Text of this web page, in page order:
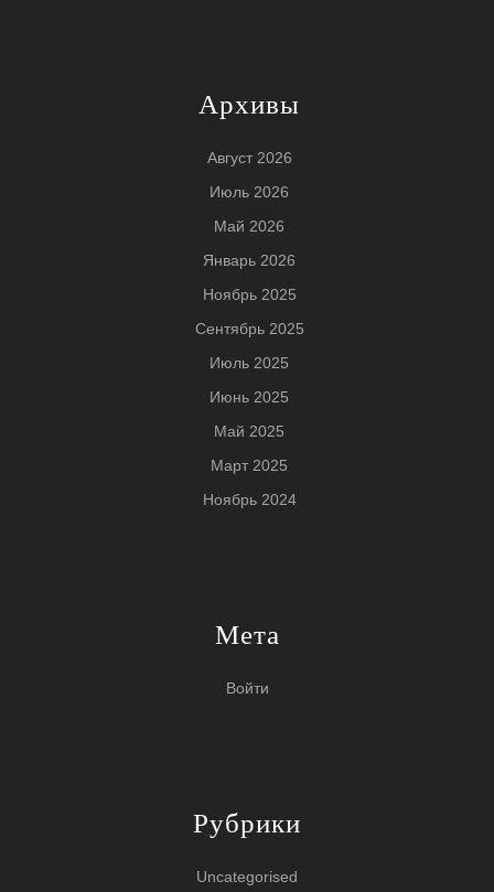
Архивы
Август 2026
Июль 2026
Май 2026
Январь 2026
Ноябрь 2025
Сентябрь 2025
Июль 2025
Июнь 2025
Май 2025
Март 2025
Ноябрь 2024
Мета
Войти
Рубрики
Uncategorised